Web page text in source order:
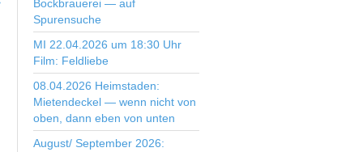
Bockbrauerei — auf
Spurensuche
MI 22.04.2026 um 18:30 Uhr
Film: Feldliebe
08.04.2026 Heimstaden:
Mietendeckel — wenn nicht von
oben, dann eben von unten
August/ September 2026: